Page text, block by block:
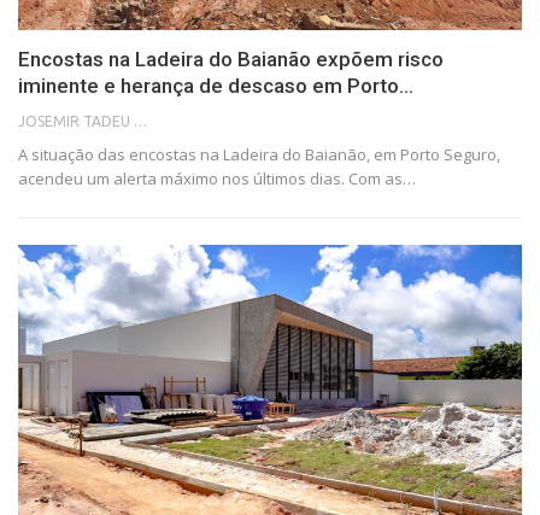
Encostas na Ladeira do Baianão expõem risco
iminente e herança de descaso em Porto…
JOSEMIR TADEU FONSECA
A situação das encostas na Ladeira do Baianão, em Porto Seguro,
acendeu um alerta máximo nos últimos dias. Com as…